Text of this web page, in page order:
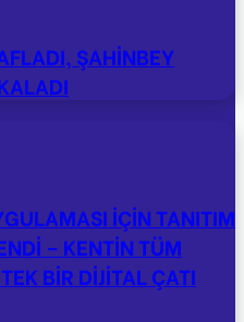
ŞAHİNBEY
İÇİN TANITIM
– KENTİN TÜM
BİR DİJİTAL ÇATI